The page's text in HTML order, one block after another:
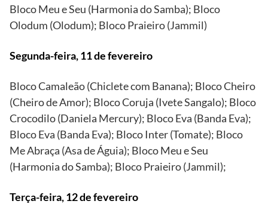
Bloco Meu e Seu (Harmonia do Samba); Bloco
Olodum (Olodum); Bloco Praieiro (Jammil)
Segunda-feira, 11 de fevereiro
Bloco Camaleão (Chiclete com Banana); Bloco Cheiro
(Cheiro de Amor); Bloco Coruja (Ivete Sangalo); Bloco
Crocodilo (Daniela Mercury); Bloco Eva (Banda Eva);
Bloco Eva (Banda Eva); Bloco Inter (Tomate); Bloco
Me Abraça (Asa de Águia); Bloco Meu e Seu
(Harmonia do Samba); Bloco Praieiro (Jammil);
Terça-feira, 12 de fevereiro